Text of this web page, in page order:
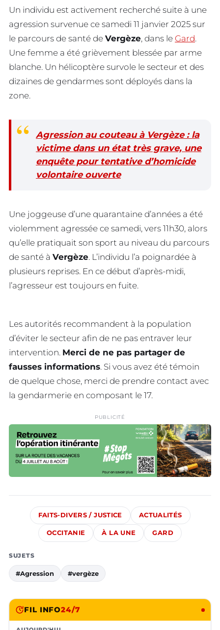
Un individu est activement recherché suite à une
agression survenue ce samedi 11 janvier 2025 sur
le parcours de santé de Vergèze, dans le Gard.
Une femme a été grièvement blessée par arme
blanche. Un hélicoptère survole le secteur et des
dizaines de gendarmes sont déployés dans la
zone.
Agression au couteau à Vergèze : la
victime dans un état très grave, une
enquête pour tentative d’homicide
volontaire ouverte
Une joggeuse d’une quarantaine d’années a été
violemment agressée ce samedi, vers 11h30, alors
qu’elle pratiquait son sport au niveau du parcours
de santé à Vergèze. L’individu l’a poignardée à
plusieurs reprises. En ce début d’après-midi,
l’agresseur est toujours en fuite.
Les autorités recommandent à la population
d’éviter le secteur afin de ne pas entraver leur
intervention. Merci de ne pas partager de
fausses informations. Si vous avez été témoin
de quelque chose, merci de prendre contact avec
la gendarmerie en composant le 17.
PUBLICITÉ
FAITS-DIVERS / JUSTICE ACTUALITÉS
OCCITANIE À LA UNE GARD
SUJETS
#Agression #vergèze
FIL INFO24/7